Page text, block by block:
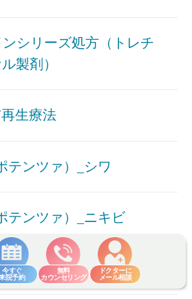
今すぐ
院予約
無料
カウンセリング
ドクターに
メール相談
シリーズ処方（トレチ
製剤）
再生療法
テンツァ）_シワ
テンツァ）_ニキビ
テンツァ）_ニキビ跡